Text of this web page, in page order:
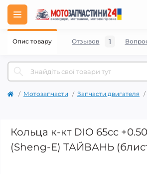
Мотозапчасти Запчасти двигателя
Кольца к-кт DIO 65cc
(Sheng-E) ТАЙВАНЬ
Опис товару Отзывов 1